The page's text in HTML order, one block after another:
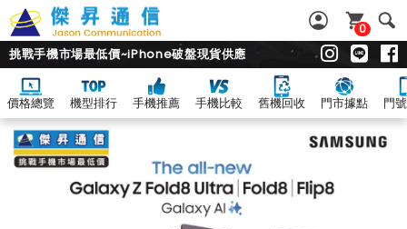
0
挑戰手機市場最低價~iPhone破盤現貨供應
價格總覽 機型排行 手機推薦 手機比較 舊機回收 門市據點 門